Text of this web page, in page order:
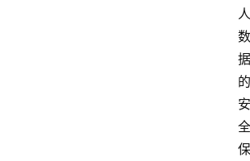
人
数
据
的
安
全
保